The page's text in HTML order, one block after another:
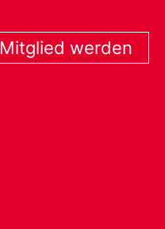
Mitglied werden